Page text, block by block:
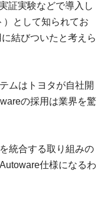
証実験などで導入し
として知られてお
結びついたと考えら
ムはトヨタが自社開
の採用は業界を驚
統合する取り組みの
仕様になるわ